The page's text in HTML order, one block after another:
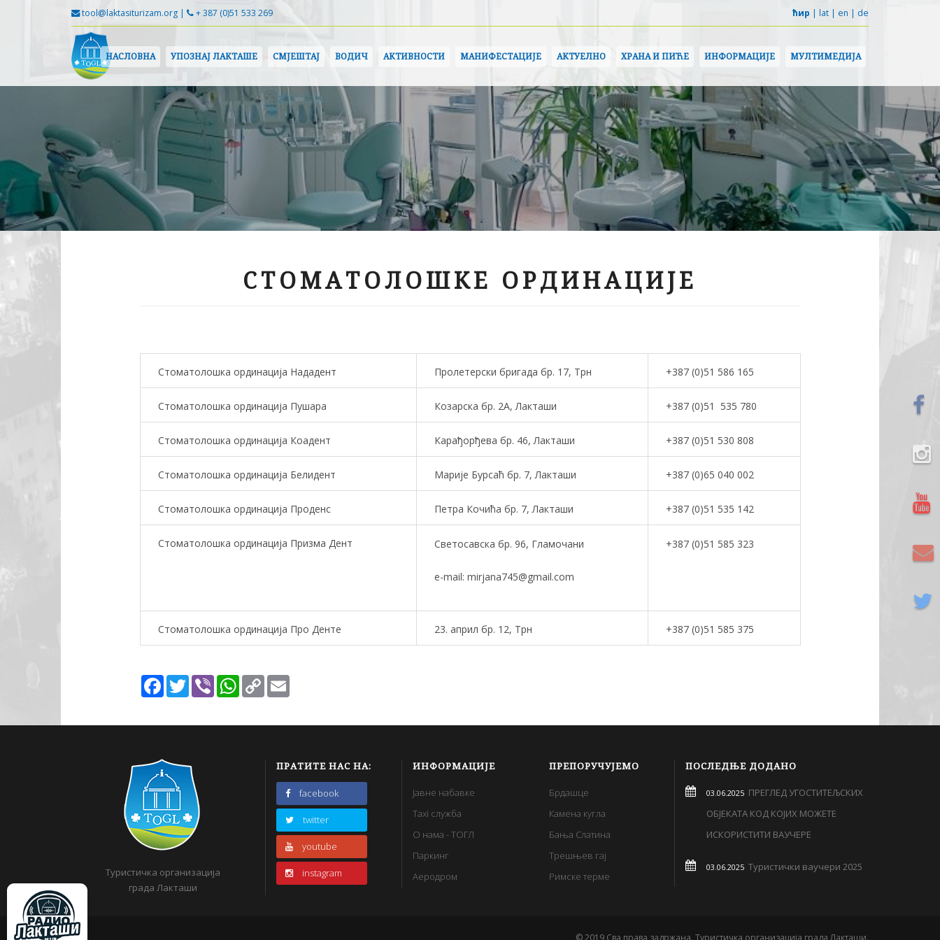
tool@laktasiturizam.org | + 387 (0)51 533 269 ћир | lat | en | de
НАСЛОВНА УПОЗНАЈ ЛАКТАШЕ СМЈЕШТАЈ ВОДИЧ АКТИВНОСТИ МАНИФЕСТАЦИЈЕ АКТУЕЛНО ХРАНА И ПИЋЕ ИНФОРМАЦИЈЕ МУЛТИМЕДИЈА
СТОМАТОЛОШКЕ ОРДИНАЦИЈЕ
Стоматолошка ординација Нададент Пролетерски бригада бр. 17, Трн +387 (0)51 586 165
Стоматолошка ординација Пушара Козарска бр. 2А, Лакташи +387 (0)51 535 780
Стоматолошка ординација Коадент Карађорђева бр. 46, Лакташи +387 (0)51 530 808
Стоматолошка ординација Белидент Марије Бурсаћ бр. 7, Лакташи +387 (0)65 040 002
Стоматолошка ординација Проденс Петра Кочића бр. 7, Лакташи +387 (0)51 535 142
Стоматолошка ординација Призма Дент Светосавска бр. 96, Гламочани
e-mail: mirjana745@gmail.com
+387 (0)51 585 323
Стоматолошка ординација Про Денте 23. април бр. 12, Трн +387 (0)51 585 375
Facebook
TwitterViber WhatsApp
Copy
Link
Email
Туристичка организација
града Лакташи
ПРАТИТЕ НАС НА:
facebook
twitter
youtube
instagram
ИНФОРМАЦИЈЕ
Јавне набавке
Taxi служба
О нама - ТОГЛ
Паркинг
Аеродром
ПРЕПОРУЧУЈЕМО
Брдашце
Камена кугла
Бања Слатина
Трешњев гај
Римске терме
ПОСЛЕДЊЕ ДОДАНО
03.06.2025ПРЕГЛЕД УГОСТИТЕЉСКИХ
ОБЈЕКАТА КОД КОЈИХ МОЖЕТЕ
ИСКОРИСТИТИ ВАУЧЕРЕ
03.06.2025Туристички ваучери 2025
© 2019 Сва права задржана. Туристичка организација града Лакташи.